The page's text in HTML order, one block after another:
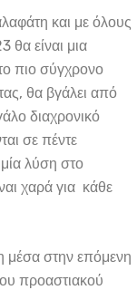
και με όλους
είναι μια
πιο σύγχρονο
θα βγάλει από
διαχρονικό
σε πέντε
λύση στο
χαρά για κάθε
μέσα στην επόμενη
προαστιακού